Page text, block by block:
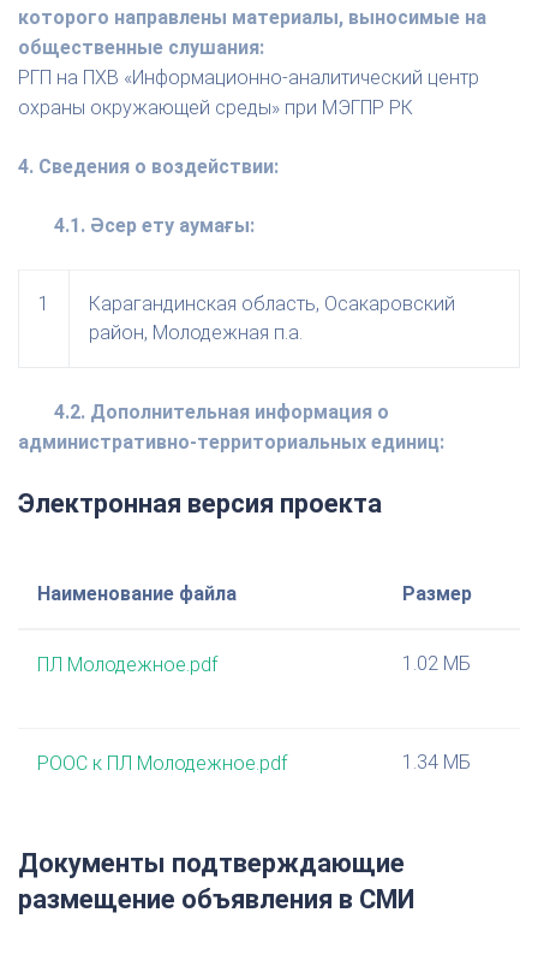
которого направлены материалы, выносимые на
общественные слушания:
РГП на ПХВ «Информационно-аналитический центр
охраны окружающей среды» при МЭГПР РК
4. Сведения о воздействии:
4.1. Әсер ету аумағы:
1
Карагандинская область, Осакаровский
район, Молодежная п.а.
4.2. Дополнительная информация о
административно-территориальных единиц:
Электронная версия проекта
Наименование файла Размер
ПЛ Молодежное.pdf 1.02 МБ
РООС к ПЛ Молодежное.pdf 1.34 МБ
Документы подтверждающие
размещение объявления в СМИ